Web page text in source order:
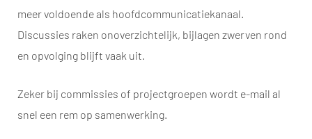
meer voldoende als hoofdcommunicatiekanaal.
Discussies raken onoverzichtelijk, bijlagen zwerven rond
en opvolging blijft vaak uit.
Zeker bij commissies of projectgroepen wordt e-mail al
snel een rem op samenwerking.